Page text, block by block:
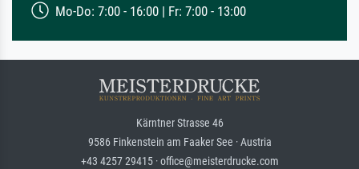
Mo-Do: 7:00 - 16:00 | Fr: 7:00 - 13:00
Kärntner Strasse 46
9586 Finkenstein am Faaker See · Austria
+43 4257 29415 · office@meisterdrucke.com